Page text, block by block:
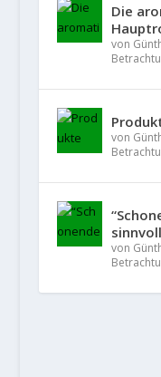
Die
von
von
von